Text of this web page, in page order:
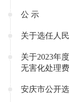
公 示
关于选任人
关于2023年
无害化处理
安庆市公开